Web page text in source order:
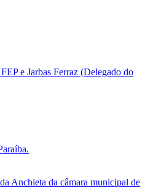
e Jarbas Ferraz (Delegado do
Anchieta da câmara municipal de